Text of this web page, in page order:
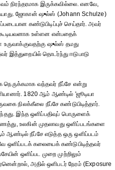
நிரந்தரமாக இருக்கவில்லை. எனவே,
ஜோகான் ஷ•ல்ஸ் (Johann Schulze)
கண்டுபிடிப்புச் செய்தார். அவர்
உள்ளன என்பதைக்
உருவாக்குவதற்கு ஷ•ல்ஸ் தமது
இத்துறையில் தொடர்ந்து ஈடுபாடு
நெருக்கமாக வந்தவர் நீப்சே என்று
1820 ஆம் ஆண்டில் 'ஜூடியா
நிலக்கீலை நீப்சே கண்டுபிடித்தார்.
இந்த ஒளிப்பதிவுப் பொருளைக்
உலகின் முதலாவது ஒளிப்படங்களை
ஆண்டில் நீப்சே எடுத்த ஒரு ஒளிப்படம்
ஒளிப்படக் கலையைக் கண்டுபிடித்தவர்
ஒளிப்பட முறை முற்றிலும்
அதில் ஒளிபடர் நேரம் (Exposure